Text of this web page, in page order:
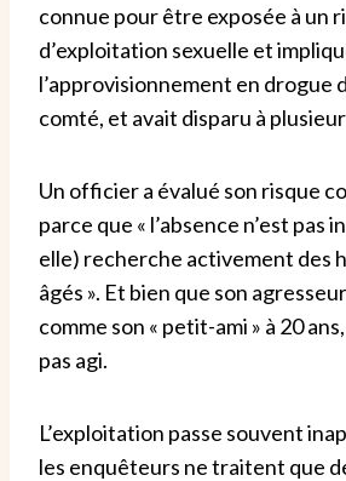
connue pour être exposée à un
d’exploitation sexuelle et
l’approvisionnement en drogue
comté, et avait disparu à
Un officier a évalué son risque
parce que « l’absence n’est pas
elle) recherche activement des
âgés ». Et bien que son
comme son « petit-ami » à 20
pas agi.
L’exploitation passe souvent
les enquêteurs ne traitent que